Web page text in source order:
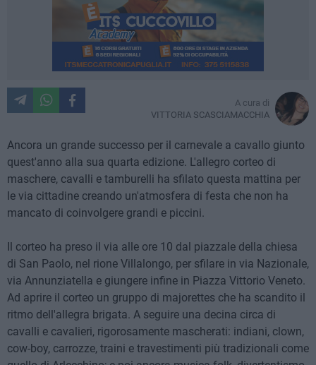
A cura di
VITTORIA SCASCIAMACCHIA
Ancora un grande successo per il carnevale a cavallo giunto
quest'anno alla sua quarta edizione. L'allegro corteo di
maschere, cavalli e tamburelli ha sfilato questa mattina per
le via cittadine creando un'atmosfera di festa che non ha
mancato di coinvolgere grandi e piccini.
Il corteo ha preso il via alle ore 10 dal piazzale della chiesa
di San Paolo, nel rione Villalongo, per sfilare in via Nazionale,
via Annunziatella e giungere infine in Piazza Vittorio Veneto.
Ad aprire il corteo un gruppo di majorettes che ha scandito il
ritmo dell'allegra brigata. A seguire una decina circa di
cavalli e cavalieri, rigorosamente mascherati: indiani, clown,
cow-boy, carrozze, traini e travestimenti più tradizionali come